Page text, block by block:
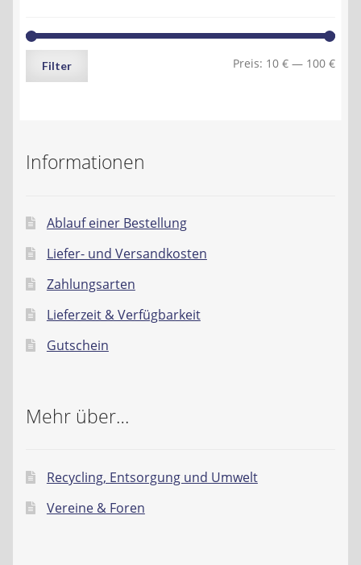
Min.
Max.
Filter Preis: 10 € — 100 €
Informationen
Ablauf einer Bestellung
Liefer- und Versandkosten
Zahlungsarten
Lieferzeit & Verfügbarkeit
Gutschein
Mehr über…
Recycling, Entsorgung und Umwelt
Vereine & Foren